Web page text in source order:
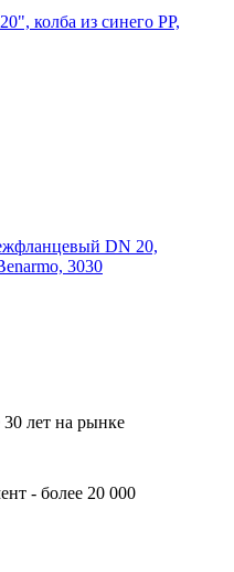
колба из синего PP,
DN 20,
3030
лет на рынке
- более 20 000